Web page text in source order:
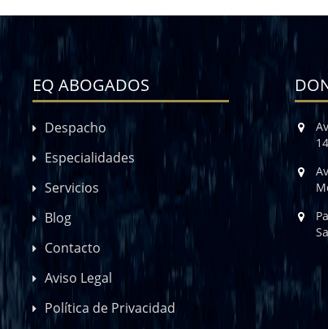
EQ ABOGADOS
Despacho
Especialidades
Servicios
Blog
Contacto
Aviso Legal
Política de Privacidad